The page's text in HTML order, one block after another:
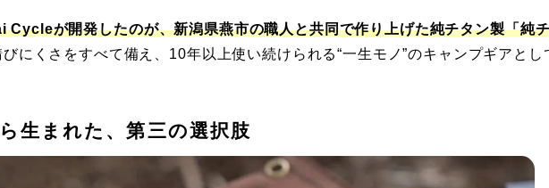
Cycleが開発したのが、新潟県燕市の職人と共同で作り上げた純チタン製「純
にくさをすべて備え、10年以上使い続けられる“一生モノ”のキャンプギアとし
生まれた、第三の選択肢